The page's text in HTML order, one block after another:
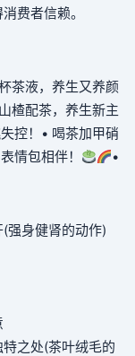
费者信赖。
茶液，养生又养颜
楂配茶，养生新主
控！
• 喝茶加甲硝
情包相伴！
•
强身健肾的动作)
之处(茶叶绒毛的